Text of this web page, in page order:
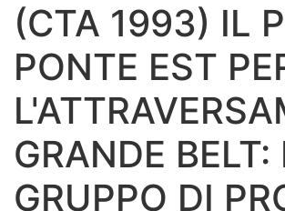
(CTA 1993) IL
PONTE EST
GRANDE
GRUPPO DI